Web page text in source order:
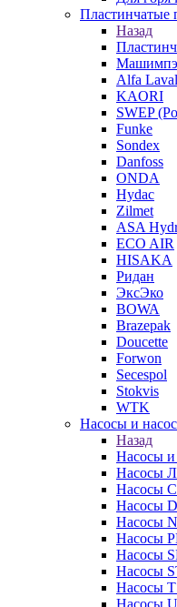
Пластинчатые
Назад
Alfa Laval
KAORI
SWEP
Funke
Sondex
Danfoss
ONDA
Hydac
Zilmet
ASA
ECO AIR
HISAKA
Ридан
ЭксЭко
BOWA
Brazepak
Doucette
Forwon
Secespol
Stokvis
WTK
Насосы и
Назад
Насосы и
Насосы
Насосы
Насосы
Насосы
Насосы
Насосы
Насосы
Насосы
Насосы